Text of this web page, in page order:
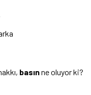
basınne oluyor ki?